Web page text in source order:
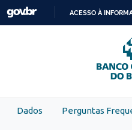
Skip to main content
ACESSO À
Dados Perguntas